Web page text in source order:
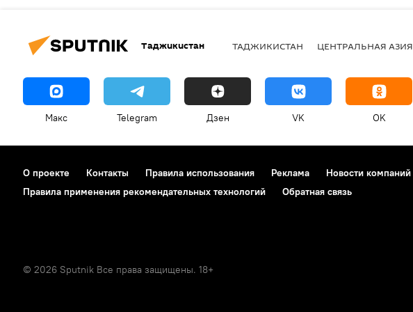
Таджикистан ТАДЖИКИСТАН ЦЕНТРАЛЬНАЯ АЗИЯ
Макс Telegram Дзен VK OK
О проекте Контакты Правила использования Реклама Новости компаний
Правила применения рекомендательных технологий
Обратная связь
© 2026 Sputnik Все права защищены. 18+